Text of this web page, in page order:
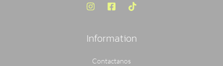
Information
Contactanos